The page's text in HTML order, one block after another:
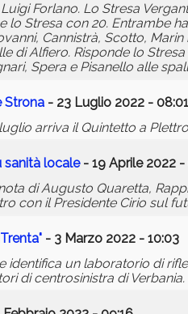
Forlano. Lo Stresa
lo Stresa con 20. Entrambe
Cannistrà, Scotto,
di Alfiero. Risponde lo
Spera e Pisanello alle
Strona - 23 Luglio 2022 - 08:01
arriva il Quintetto a
sanità locale- 19 Aprile 2022 -
di Augusto Quaretta,
con il Presidente Cirio sul
- 3 Marzo 2022 - 10:03
identifica un laboratorio di
di centrosinistra di Verbania.